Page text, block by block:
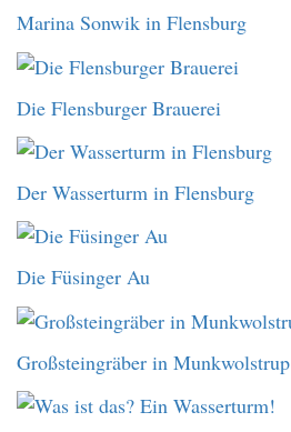
Marina Sonwik in Flensburg
Die Flensburger Brauerei
Der Wasserturm in Flensburg
Die Füsinger Au
Großsteingräber in Munkwolstrup